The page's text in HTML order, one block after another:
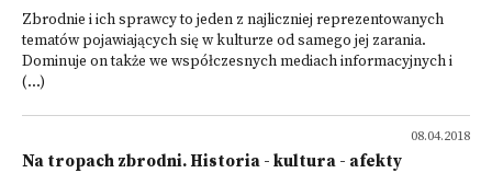
Zbrodnie i ich sprawcy to jeden z najliczniej reprezentowanych
tematów pojawiających się w kulturze od samego jej zarania.
Dominuje on także we współczesnych mediach informacyjnych i
(...)
08.04.2018
Na tropach zbrodni. Historia - kultura - afekty